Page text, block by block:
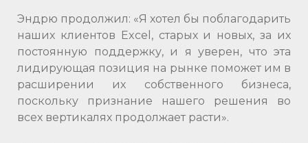
Эндрю продолжил: «Я хотел бы поблагодарить
наших клиентов Excel, старых и новых, за их
постоянную поддержку, и я уверен, что эта
лидирующая позиция на рынке поможет им в
расширении их собственного бизнеса,
поскольку признание нашего решения во
всех вертикалях продолжает расти».